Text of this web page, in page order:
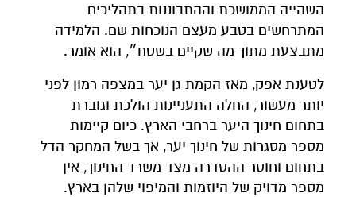
השהייה הממושכת וההתבוננות בתהליכים
המתרחשים בטבע מעצם הנוכחות שם. הלמידה
מתבצעת מתוך מה שקיים בשטח״, הוא אומר.
לטענת אפק, מאז הקמת גן יער במצפה רמון לפני
יותר מעשור, החלה התעניינות הולכת וגוברת
בתחום חינוך היער ברחבי הארץ. כיום קיימות
מספר מסגרות של חינוך יער, אך בשל המחקר הדל
בתחום וחוסר ההסדרה מצד משרד החינוך, אין
מספר מדויק של היוזמות והמיפוי שלהן בארץ.